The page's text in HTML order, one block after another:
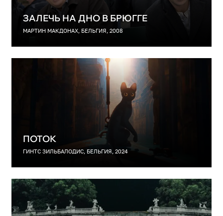
ЗАЛЕЧЬ НА ДНО В БРЮГГЕ
МАРТИН МАКДОНАХ, БЕЛЬГИЯ, 2008
ПОТОК
ГИНТС ЗИЛЬБАЛОДИС, БЕЛЬГИЯ, 2024